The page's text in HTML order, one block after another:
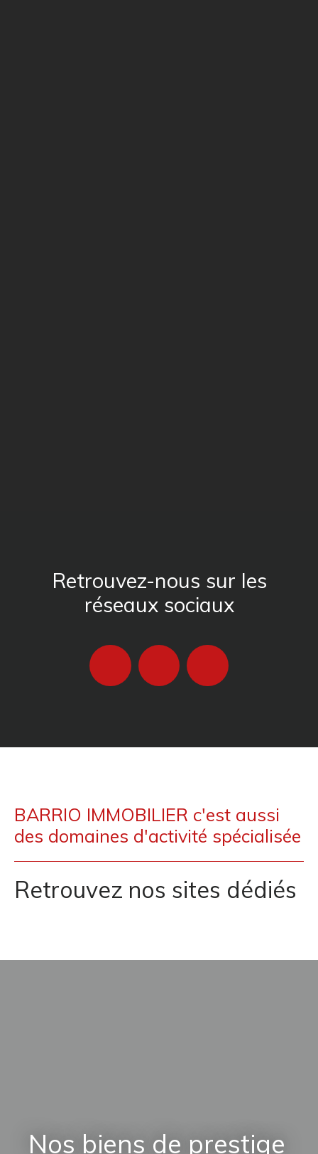
Retrouvez-nous sur les
réseaux sociaux
BARRIO IMMOBILIER c'est aussi
des domaines d'activité spécialisée
Retrouvez nos sites dédiés
Nos biens de prestige